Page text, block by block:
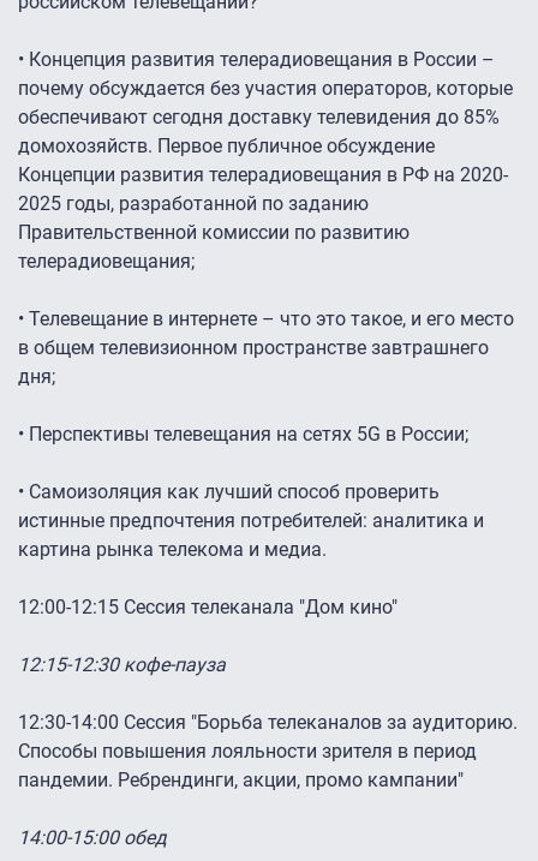
• Концепция развития телерадиовещания в России –
почему обсуждается без участия операторов, которые
обеспечивают сегодня доставку телевидения до 85%
домохозяйств. Первое публичное обсуждение
Концепции развития телерадиовещания в РФ на 2020-
2025 годы, разработанной по заданию
Правительственной комиссии по развитию
телерадиовещания;
• Телевещание в интернете – что это такое, и его место
в общем телевизионном пространстве завтрашнего
дня;
• Перспективы телевещания на сетях 5G в России;
• Самоизоляция как лучший способ проверить
истинные предпочтения потребителей: аналитика и
картина рынка телекома и медиа.
12:00-12:15 Сессия телеканала "Дом кино"
12:15-12:30 кофе-пауза
12:30-14:00 Сессия "Борьба телеканалов за аудиторию.
Способы повышения лояльности зрителя в период
пандемии. Ребрендинги, акции, промо кампании"
14:00-15:00 обед